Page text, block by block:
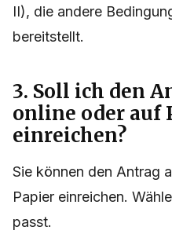
II), die andere
bereitstellt.
3. Soll ich den
online oder auf
einreichen?
Sie können den Antrag
Papier einreichen.
passt.